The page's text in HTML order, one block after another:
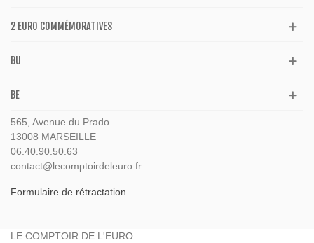
2 EURO COMMÉMORATIVES
BU
BE
565, Avenue du Prado
13008 MARSEILLE
06.40.90.50.63
contact@lecomptoirdeleuro.fr
Formulaire de rétractation
LE COMPTOIR DE L'EURO